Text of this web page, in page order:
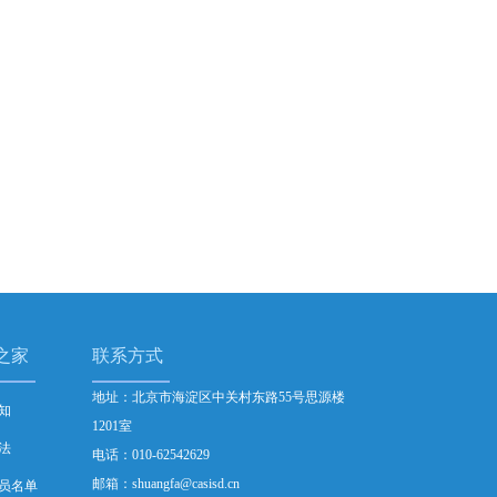
家
名单
联系方式
地址：北京市海淀区中关村东路55号思源楼
1201室
电话：010-62542629
邮箱：shuangfa@casisd.cn